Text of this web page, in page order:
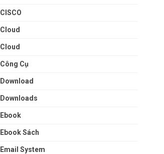
CISCO
Cloud
Cloud
Công Cụ
Download
Downloads
Ebook
Ebook Sách
Email System